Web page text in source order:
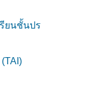
ยนชั้นปร